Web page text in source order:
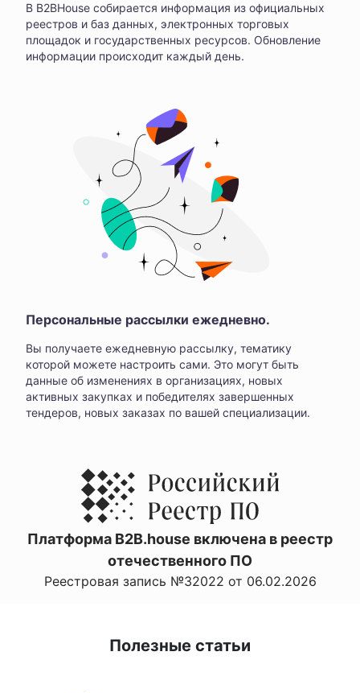
В B2BHouse собирается информация из официальных
реестров и баз данных, электронных торговых
площадок и государственных ресурсов. Обновление
информации происходит каждый день.
Персональные рассылки ежедневно.
Вы получаете ежедневную рассылку, тематику
которой можете настроить сами. Это могут быть
данные об изменениях в организациях, новых
активных закупках и победителях завершенных
тендеров, новых заказах по вашей специализации.
Платформа B2B.house включена в реестр
отечественного ПО
Реестровая запись №32022 от 06.02.2026
Полезные статьи